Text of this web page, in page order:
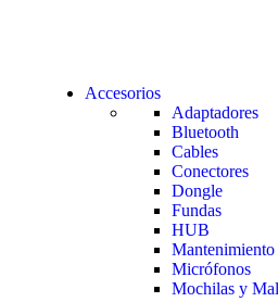
Accesorios
Adaptadores
Bluetooth
Cables
Conectores
Dongle
Fundas
HUB
Mantenimiento
Micrófonos
Mochilas y